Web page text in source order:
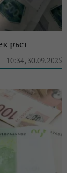
ръст
10:34, 30.09.2025